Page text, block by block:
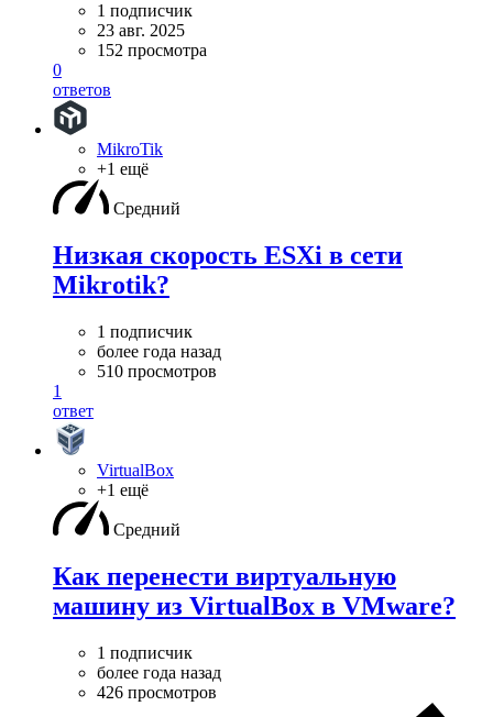
1 подписчик
23 авг. 2025
152 просмотра
0
ответов
MikroTik
+1 ещё
Средний
Низкая скорость ESXi в сети
Mikrotik?
1 подписчик
более года назад
510 просмотров
1
ответ
VirtualBox
+1 ещё
Средний
Как перенести виртуальную
машину из VirtualBox в VMware?
1 подписчик
более года назад
426 просмотров